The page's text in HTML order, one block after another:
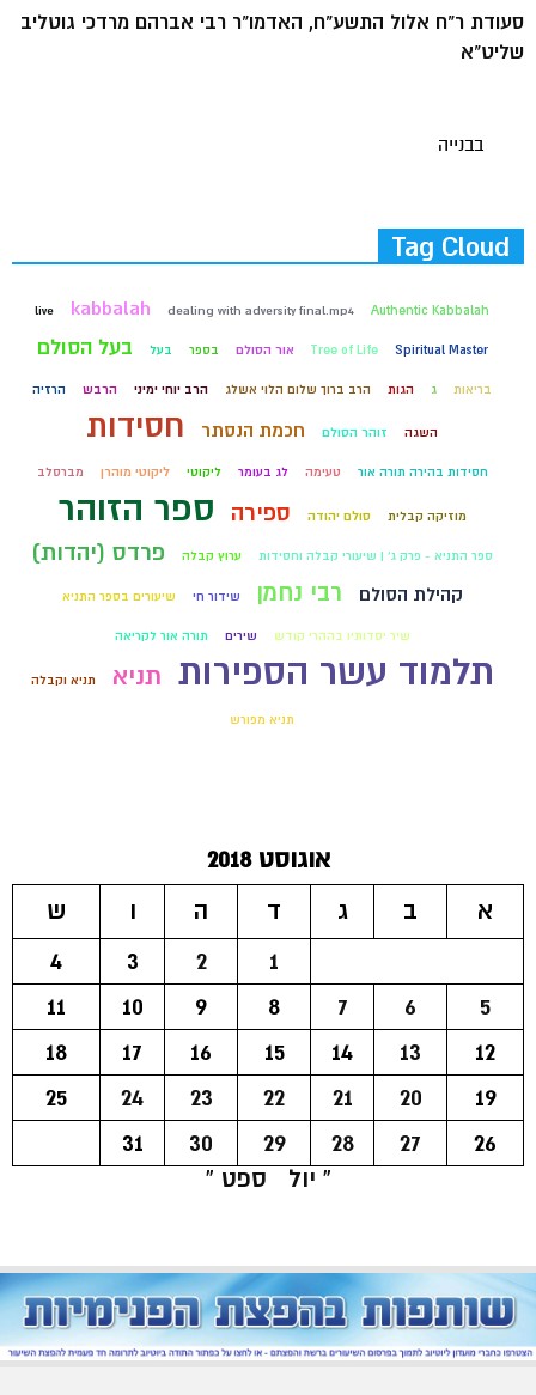
סעודת ר"ח אלול התשע"ח, האדמו"ר רבי אברהם מרדכי גוטליב
שליט"א
בבנייה
Tag Cloud
Authentic Kabbalah
dealing with adversity final.mp4
kabbalah
live
Spiritual Master
Tree of Life אור הסולם בספר בעל בעל הסולם
בריאות ג הגות הרב ברוך שלום הלוי אשלג הרב יוחי ימיני הרבש הרזיה
השגה זוהר הסולם חכמת הנסתר חסידות
חסידות בהירה תורה אור טעימה לג בעומר ליקוטי ליקוטי מוהרן מברסלב
מוזיקה קבלית סולם יהודה ספירה ספר הזוהר
ספר התניא - פרק ג' | שיעורי קבלה וחסידות ערוץ קבלה פרדס (יהדות)
קהילת הסולם רבי נחמן שידור חי שיעורים בספר התניא
שיר יסדותיו בההרי קודש שירים תורה אור לקריאה
תלמוד עשר הספירות תניא תניא וקבלה
תניא מפורש
אוגוסט 2018
א
ב ג ד ה ו
ש
1
2
3
4
5
6
7
8
9
10
11
12
13
14
15
16
17
18
19
20
21
22
23
24
25
26
27
28
29
30
31
« יול
ספט »